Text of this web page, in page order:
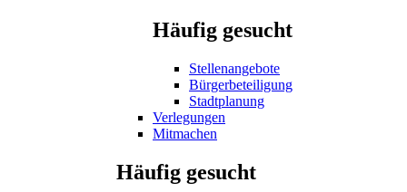
Häufig gesucht
Stellenangebote
Bürgerbeteiligung
Stadtplanung
Verlegungen
Mitmachen
Häufig gesucht